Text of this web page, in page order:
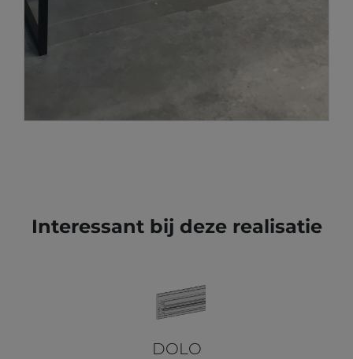
Interessant bij deze realisatie
DOLO